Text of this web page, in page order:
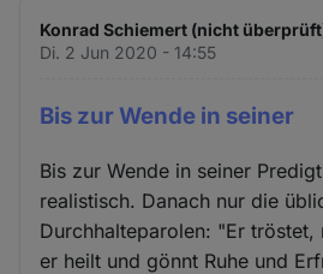
Konrad Schiemert (nicht
Di. 2 Jun 2020 - 14:55
Bis zur Wende in seiner
Bis zur Wende in seiner
realistisch. Danach nur die
Durchhalteparolen: "Er
er heilt und gönnt Ruhe und